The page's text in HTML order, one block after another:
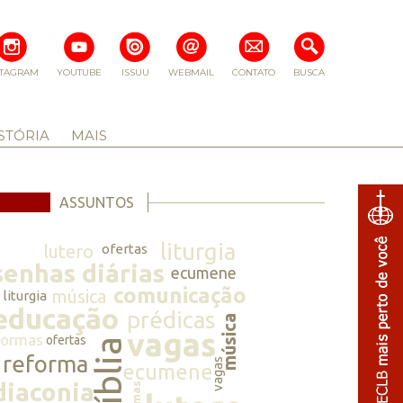
BUSCA
CONTATO
WEBMAIL
ISSUU
YOUTUBE
MAIS
ASSUNTOS
lutero ofertas liturgia
diárias ecumene
liturgia música comunicação
prédicasmúsica
ofertasbíbliavagas
reforma ecumenevagas